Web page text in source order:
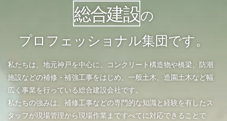
総合建設の
プロフェッショナル集団です。
私たちは、地元神戸を中心に、コンクリート構造物や橋梁、防潮
施設などの補修・補強工事をはじめ、一般土木、造園土木など幅
広く事業を行っている総合建設会社です。
私たちの強みは、補修工事などの専門的な知識と経験を有したス
タッフが現場管理から現場作業まですべてに対応できることで